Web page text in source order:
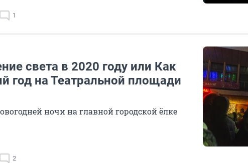
1
света в 2020 году или Как
год на Театральной площади
ночи на главной городской ёлке
2